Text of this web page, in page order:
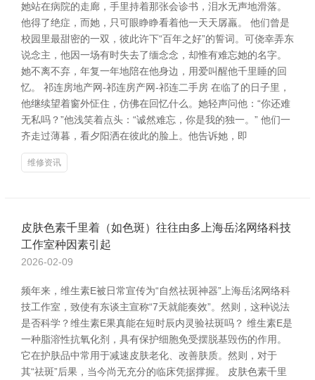
她站在病院的走廊，手里持着那张会诊书，泪水无声地滑落。
他得了绝症，而她，只可眼睁睁看着他一天天孱羸。 他们曾是
校园里最甜密的一双，彼此许下“百年之好”的誓词。可侥幸弄东
说念主，他因一场有时失去了缅念念，却惟有难忘她的名字。
她不离不弃，年复一年地陪在他身边，用爱叫醒他千里睡的回
忆。 祁连房地产网-祁连房产网-祁连二手房 在临了的日子里，
他继续望着窗外怔住，仿佛在回忆什么。她轻声问他：“你还难
无私吗？”他浅笑着点头：“诚然难忘，你是我的独一。” 他们一
齐走过薄暮，看夕阳洒在彼此的脸上。他告诉她，即
维修资讯
皮肤色素千里着（如色斑）往往由多上海岳洺网络科技
工作室种因素引起
2026-02-09
频年来，维生素E被日常宣传为“自然祛斑神器”上海岳洺网络科
技工作室，致使有东谈主宣称“7天就能奏效”。然则，这种说法
是否科学？维生素E果真能在短时辰内灵验祛斑吗？ 维生素E是
一种脂溶性抗氧化剂，具有保护细胞免受摆脱基毁伤的作用。
它在护肤品中常用于减速皮肤老化、改善肤质。然则，对于
其“祛斑”后果，当今尚无充分的临床凭据撑握。 皮肤色素千里